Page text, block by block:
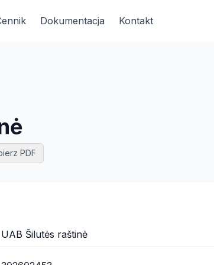
Dokumentacja Kontakt
PDF
UAB Šilutės raštinė